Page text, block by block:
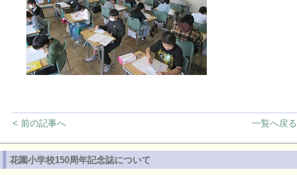
< 前の記事へ 一覧へ戻る
花園小学校150周年記念誌について